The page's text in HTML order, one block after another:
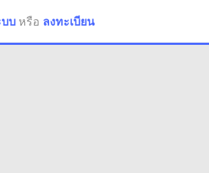
บ หรือ ลงทะเบียน